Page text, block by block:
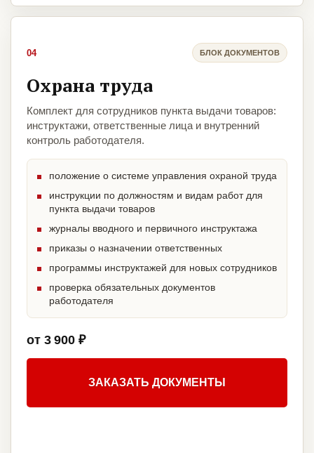
04 БЛОК ДОКУМЕНТОВ
Охрана труда
Комплект для сотрудников пункта выдачи товаров:
инструктажи, ответственные лица и внутренний
контроль работодателя.
положение о системе управления охраной труда
инструкции по должностям и видам работ для
пункта выдачи товаров
журналы вводного и первичного инструктажа
приказы о назначении ответственных
программы инструктажей для новых сотрудников
проверка обязательных документов
работодателя
от 3 900 ₽
ЗАКАЗАТЬ ДОКУМЕНТЫ